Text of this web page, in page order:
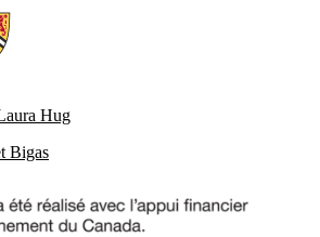
des Points Chauds des Émissions de
Hug
Bigas